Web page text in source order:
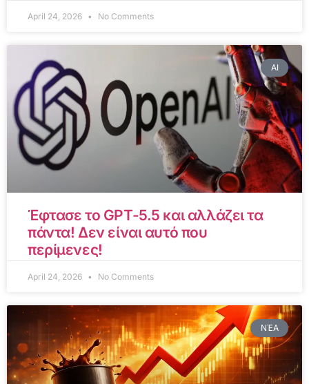
April 24, 2026 No Comments
AI
Έφτασε το GPT-5.5 και αλλάζει τα
πάντα! Δεν είναι αυτό που
περίμενες!
April 24, 2026 No Comments
ΝΈΑ